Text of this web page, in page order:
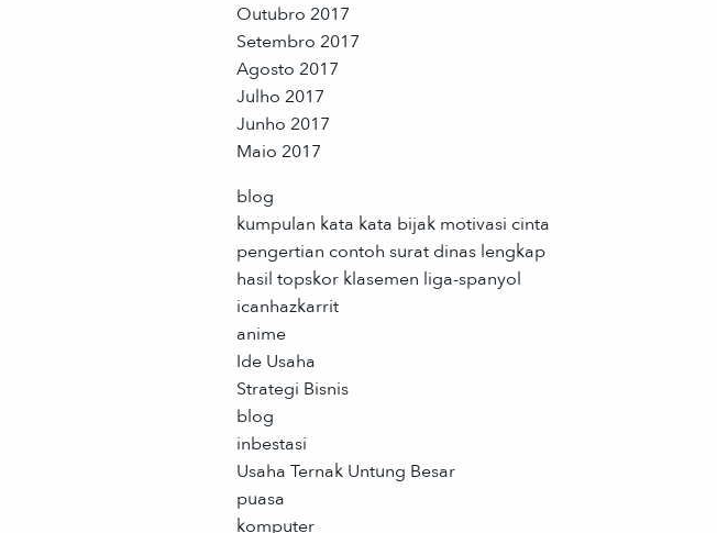
Outubro 2017
Setembro 2017
Agosto 2017
Julho 2017
Junho 2017
Maio 2017
blog
kumpulan kata kata bijak motivasi cinta
pengertian contoh surat dinas lengkap
hasil topskor klasemen liga-spanyol
icanhazkarrit
anime
Ide Usaha
Strategi Bisnis
blog
inbestasi
Usaha Ternak Untung Besar
puasa
komputer